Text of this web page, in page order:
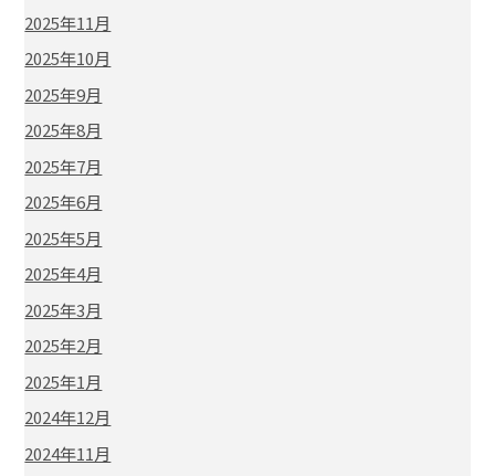
2025年11月
2025年10月
2025年9月
2025年8月
2025年7月
2025年6月
2025年5月
2025年4月
2025年3月
2025年2月
2025年1月
2024年12月
2024年11月